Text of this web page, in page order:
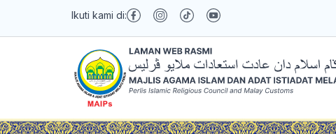
Ikuti kami di: